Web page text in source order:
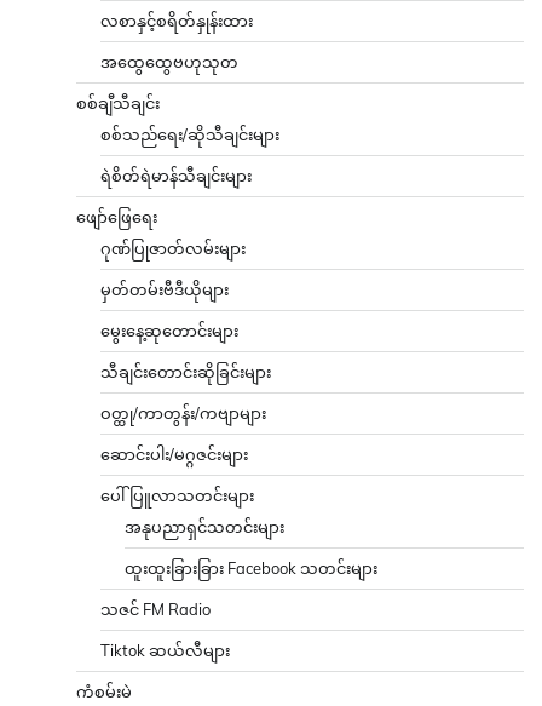
လစာနှင့်စရိတ်နှုန်းထား
အထွေထွေဗဟုသုတ
စစ်ချီသီချင်း
စစ်သည်ရေး/ဆိုသီချင်းများ
ရဲစိတ်ရဲမာန်သီချင်းများ
ဖျော်ဖြေရေး
ဂုဏ်ပြုဇာတ်လမ်းများ
မှတ်တမ်းဗီဒီယိုများ
မွေးနေ့ဆုတောင်းများ
သီချင်းတောင်းဆိုခြင်းများ
ဝတ္ထု/ကာတွန်း/ကဗျာများ
ဆောင်းပါး/မဂ္ဂဇင်းများ
ပေါ်ပြူလာသတင်းများ
အနုပညာရှင်သတင်းများ
ထူးထူးခြားခြား Facebook သတင်းများ
သဇင် FM Radio
Tiktok ဆယ်လီများ
ကံစမ်းမဲ